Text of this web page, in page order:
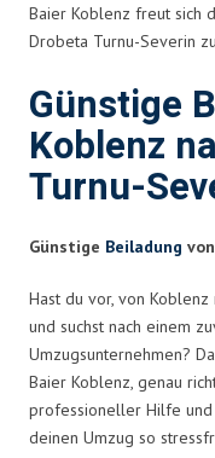
Baier Koblenz freut sich
Drobeta Turnu-Severin
Günstige
Koblenz
Turnu-
Günstige Beiladung
Hast du vor, von
und suchst nach einem
Umzugsunternehmen?
Baier Koblenz, genau
professioneller Hilfe und
deinen Umzug so